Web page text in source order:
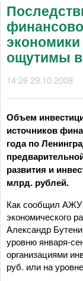
ощутимы в
14:26 29.10.2008
Объем
источников
года по
развития и
млрд. рублей.
Как сообщил
экономического
Александр
уровню января-
организациями
руб. или на